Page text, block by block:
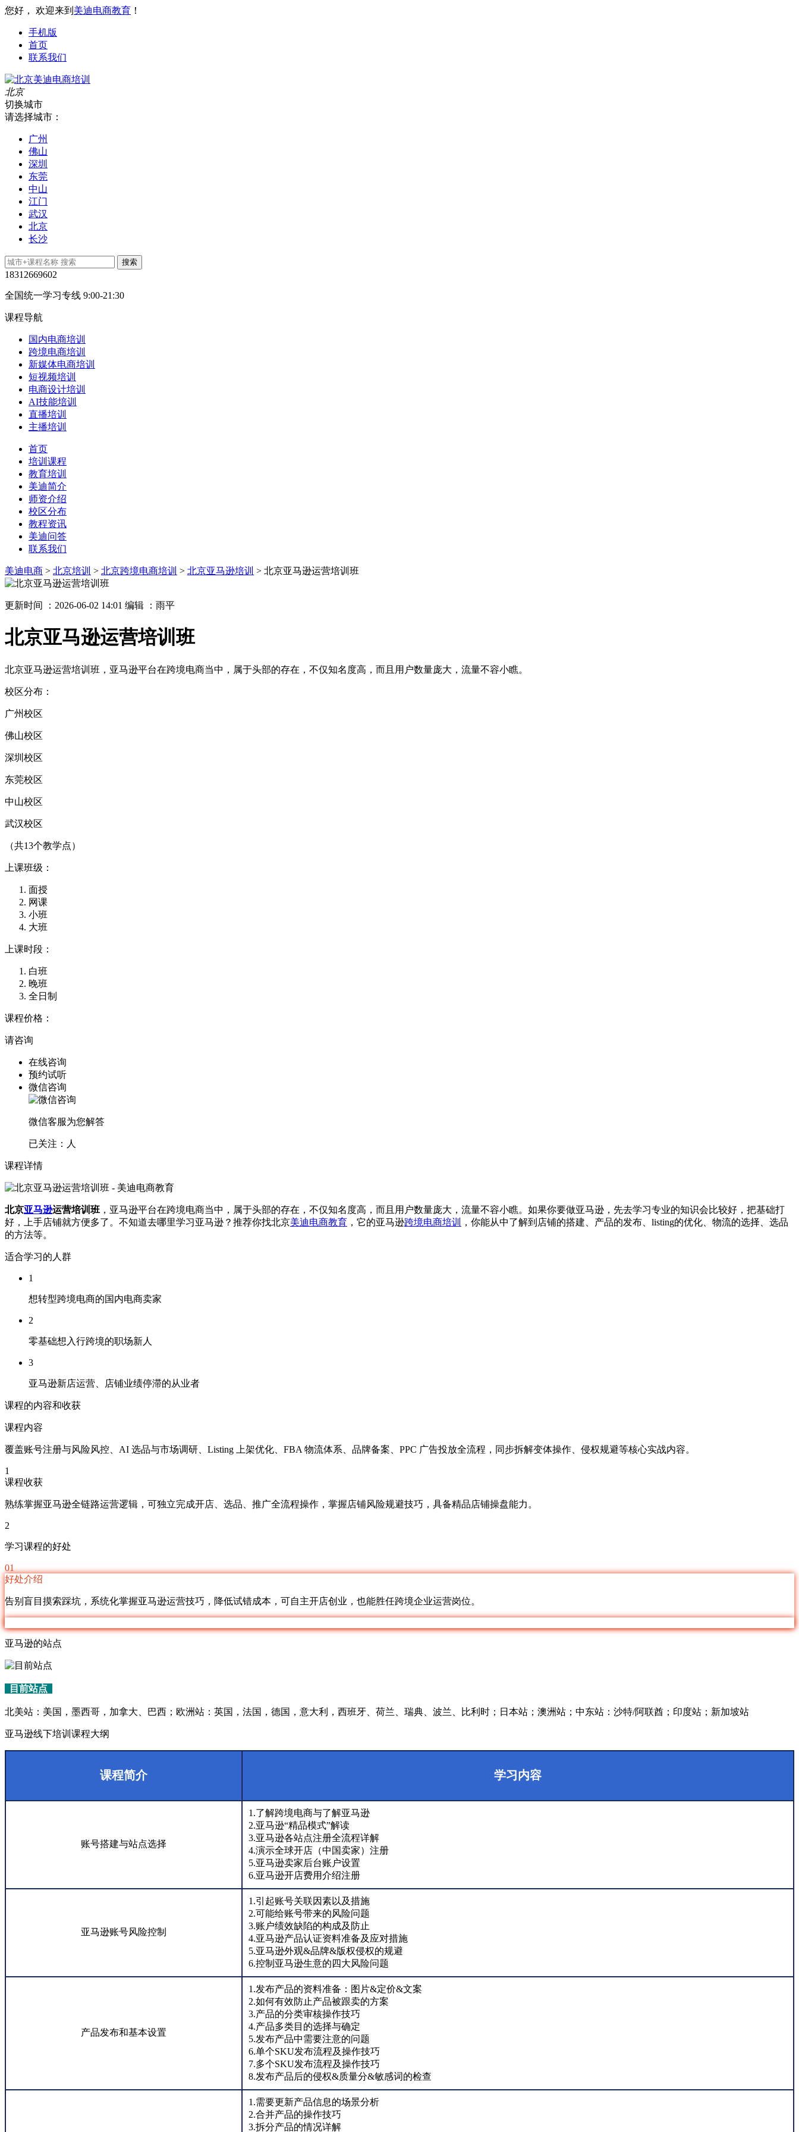
您好， 欢迎来到 美迪电商教育 ！
手机版
首页
联系我们
北京
切换城市
请选择城市：
广州
佛山
深圳
东莞
中山
江门
武汉
北京
长沙
18312669602
全国统一学习专线 9:00-21:30
课程导航
国内电商培训
跨境电商培训
新媒体电商培训
短视频培训
电商设计培训
AI技能培训
直播培训
主播培训
首页
培训课程
教育培训
美迪简介
师资介绍
校区分布
教程资讯
美迪问答
联系我们
美迪电商 > 北京培训 > 北京跨境电商培训 > 北京亚马逊培训 > 北京亚马逊运营培训班
更新时间 ：2026-06-02 14:01 编辑 ：雨平
北京亚马逊运营培训班
北京亚马逊运营培训班，亚马逊平台在跨境电商当中，属于头部的存在，不仅知名度高，而且用户数量庞大，流量不容小瞧。
校区分布：
广州校区
佛山校区
深圳校区
东莞校区
中山校区
武汉校区
（共13个教学点）
上课班级：
面授
网课
小班
大班
上课时段：
白班
晚班
全日制
课程价格：
请咨询
在线咨询
预约试听
微信咨询
微信客服为您解答
已关注： 人
课程详情
北京亚马逊运营培训班 ，亚马逊平台在跨境电商当中，属于头部的存在，不仅知名度高，而且用户数量庞大，流量不容小瞧。如果你要做亚马逊，先去学习专业的知识会比较好，把基础打
好，上手店铺就方便多了。不知道去哪里学习亚马逊？推荐你找北京美迪电商教育 ，它的亚马逊跨境电商培训
，你能从中了解到店铺的搭建、产品的发布、listing的优化、物流的选择、选品
的方法等。
适合学习的人群
1
想转型跨境电商的国内电商卖家
2
零基础想入行跨境的职场新人
3
亚马逊新店运营、店铺业绩停滞的从业者
课程的内容和收获
课程内容
覆盖账号注册与风险风控、AI 选品与市场调研、Listing 上架优化、FBA 物流体系、品牌备案、PPC 广告投放全流程，同步拆解变体操作、侵权规避等核心实战内容。
1
课程收获
熟练掌握亚马逊全链路运营逻辑，可独立完成开店、选品、推广全流程操作，掌握店铺风险规避技巧，具备精品店铺操盘能力。
2
学习课程的好处
01
好处介绍
告别盲目摸索踩坑，系统化掌握亚马逊运营技巧，降低试错成本，可自主开店创业，也能胜任跨境企业运营岗位。
亚马逊的站点
目前站点
北美站：美国，墨西哥，加拿大、巴西；欧洲站：英国，法国，德国，意大利，西班牙、荷兰、瑞典、波兰、比利时；日本站；澳洲站；中东站：沙特/阿联酋；印度站；新加坡站
亚马逊线下培训课程大纲
课程简介 学习内容
账号搭建与站点选择
1.了解跨境电商与了解亚马逊
2.亚马逊“精品模式”解读
3.亚马逊各站点注册全流程详解
4.演示全球开店（中国卖家）注册
5.亚马逊卖家后台账户设置
6.亚马逊开店费用介绍注册
亚马逊账号风险控制
1.引起账号关联因素以及措施
2.可能给账号带来的风险问题
3.账户绩效缺陷的构成及防止
4.亚马逊产品认证资料准备及应对措施
5.亚马逊外观&品牌&版权侵权的规避
6.控制亚马逊生意的四大风险问题
产品发布和基本设置
1.发布产品的资料准备：图片&定价&文案
2.如何有效防止产品被跟卖的方案
3.产品的分类审核操作技巧
4.产品多类目的选择与确定
5.发布产品中需要注意的问题
6.单个SKU发布流程及操作技巧
7.多个SKU发布流程及操作技巧
8.发布产品后的侵权&质量分&敏感词的检查
1.需要更新产品信息的场景分析
2.合并产品的操作技巧
3.拆分产品的情况详解